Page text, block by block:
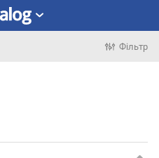
Фільтр